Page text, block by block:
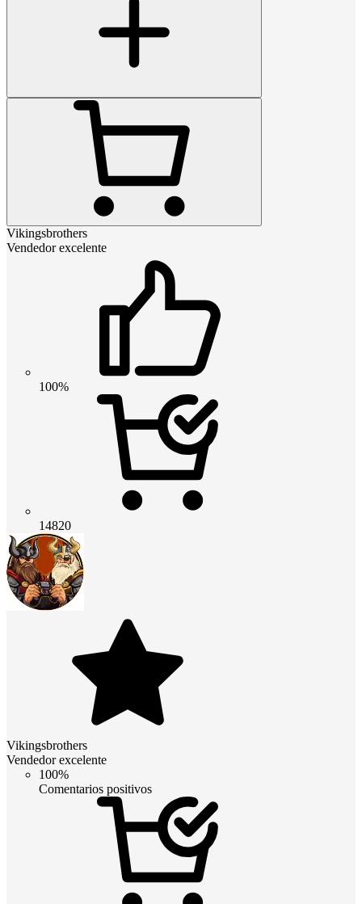
Vikingsbrothers
Vendedor excelente
100%
14820
Vikingsbrothers
Vendedor excelente
100%
Comentarios positivos